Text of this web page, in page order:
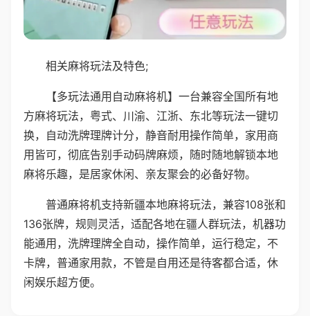
相关麻将玩法及特色;
【多玩法通用自动麻将机】一台兼容全国所有地
方麻将玩法，粤式、川渝、江浙、东北等玩法一键切
换，自动洗牌理牌计分，静音耐用操作简单，家用商
用皆可，彻底告别手动码牌麻烦，随时随地解锁本地
麻将乐趣，是居家休闲、亲友聚会的必备好物。
普通麻将机支持新疆本地麻将玩法，兼容108张和
136张牌，规则灵活，适配各地在疆人群玩法，机器功
能通用，洗牌理牌全自动，操作简单，运行稳定，不
卡牌，普通家用款，不管是自用还是待客都合适，休
闲娱乐超方便。